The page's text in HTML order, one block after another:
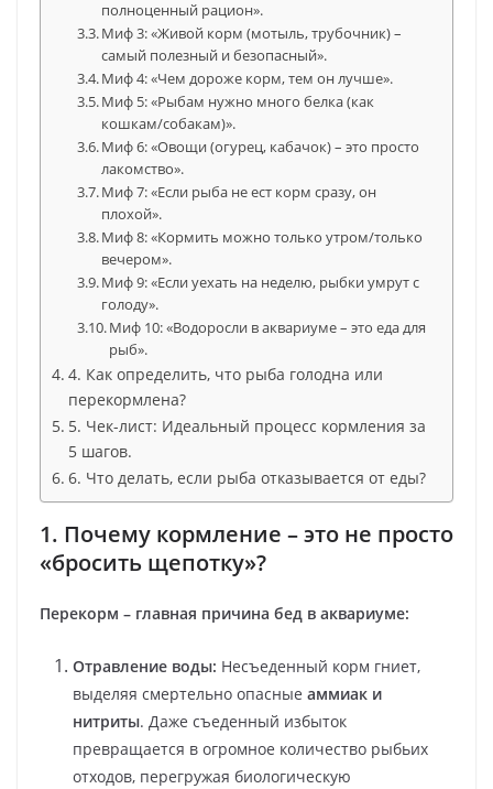
полноценный рацион».
Миф 3: «Живой корм (мотыль, трубочник) –
самый полезный и безопасный».
Миф 4: «Чем дороже корм, тем он лучше».
Миф 5: «Рыбам нужно много белка (как
кошкам/собакам)».
Миф 6: «Овощи (огурец, кабачок) – это просто
лакомство».
Миф 7: «Если рыба не ест корм сразу, он
плохой».
Миф 8: «Кормить можно только утром/только
вечером».
Миф 9: «Если уехать на неделю, рыбки умрут с
голоду».
Миф 10: «Водоросли в аквариуме – это еда для
рыб».
4. Как определить, что рыба голодна или
перекормлена?
5. Чек-лист: Идеальный процесс кормления за
5 шагов.
6. Что делать, если рыба отказывается от еды?
1. Почему кормление – это не просто
«бросить щепотку»?
Перекорм – главная причина бед в аквариуме:
Отравление воды: Несъеденный корм гниет,
выделяя смертельно опасные аммиак и
нитриты. Даже съеденный избыток
превращается в огромное количество рыбьих
отходов, перегружая биологическую